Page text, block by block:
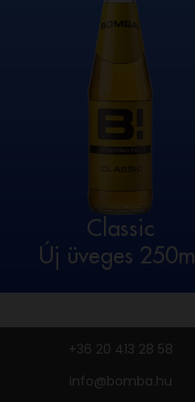
Classic
Új üveges 250ml
+36 20 413 28 58
info@bomba.hu